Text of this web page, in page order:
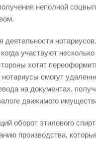
неполной
участвуют
хотят
смогут
на документах,
движимого
оборот этилового
производства,